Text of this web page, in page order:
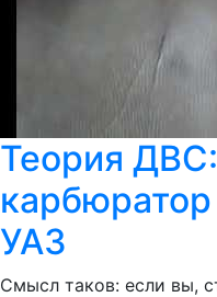
Теория
УАЗ
Смысл таков: если вы,